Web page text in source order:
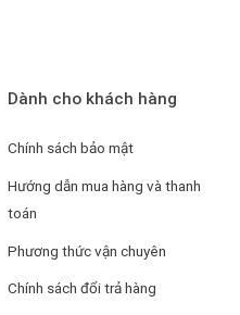
Dành cho khách hàng
Chính sách bảo mật
Hướng dẫn mua hàng và thanh
toán
Phương thức vận chuyên
Chính sách đổi trả hàng